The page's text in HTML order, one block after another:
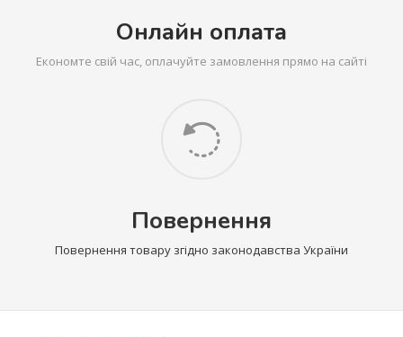
Онлайн оплата
Економте свій час, оплачуйте замовлення прямо на сайті
Повернення
Повернення товару згідно законодавства України